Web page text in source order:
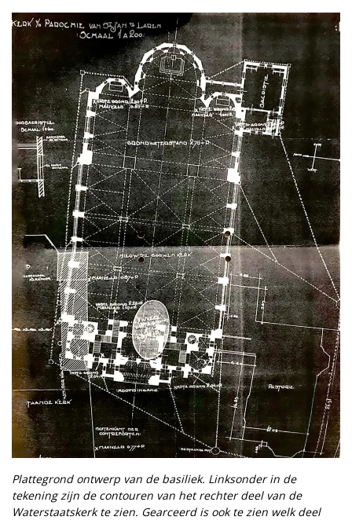
Plattegrond ontwerp van de basiliek. Linksonder in de
tekening zijn de contouren van het rechter deel van de
Waterstaatskerk te zien. Gearceerd is ook te zien welk deel